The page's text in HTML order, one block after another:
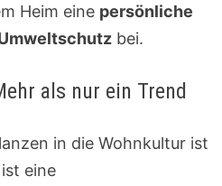
Heim eine persönliche
bei.
als nur ein Trend
in die Wohnkultur ist
eine